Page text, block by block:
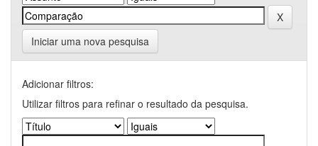
Iniciar uma nova pesquisa
Adicionar filtros:
Utilizar filtros para refinar o resultado da pesquisa.